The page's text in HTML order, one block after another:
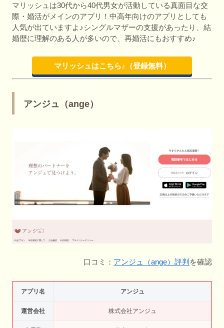
マリッシュは30代から40代男女が活動している真面目な交
際・婚活がメインのアプリ！中高年向けのアプリとしても
人気が出ていますよ♪シングルマザーの支援があったり、結
婚歴に理解のある人が多いので、再婚活にもおすすめ♪
マリッシュはこちら♪（登録無料）
アンジュ（ange）
口コミ： アンジュ（ange）評判 を確認
アプリ名 アンジュ
運営会社 株式会社アンジュ